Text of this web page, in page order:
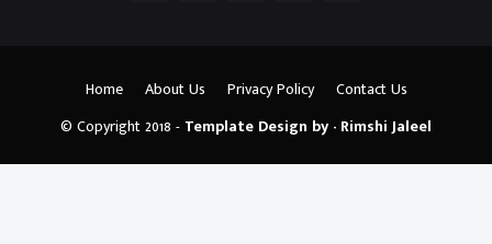
© Copyright 2018 - Template Design by - Rimshi Jaleel
Home About Us Privacy Policy Contact Us